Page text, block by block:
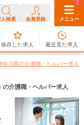
人検索 会員登録 メニュー
0
保存した求人
1
最近見た求人
奈川県の介護職・ヘルパー求人
の介護職・ヘルパー求人